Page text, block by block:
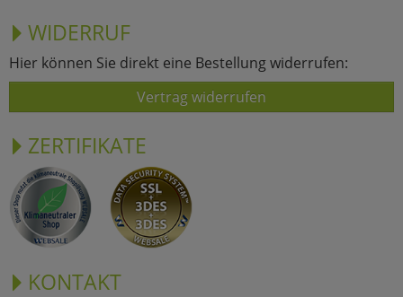
WIDERRUF
Hier können Sie direkt eine Bestellung widerrufen:
Vertrag widerrufen
ZERTIFIKATE
KONTAKT